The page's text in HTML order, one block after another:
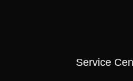
Service